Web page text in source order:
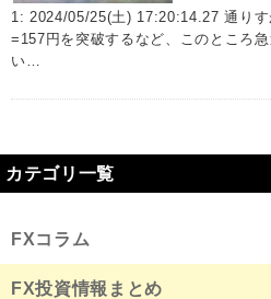
1: 2024/05/25(土) 17:20:14.27 通り
=157円を突破するなど、このところ
い…
カテゴリ一覧
FXコラム
FX投資情報まとめ